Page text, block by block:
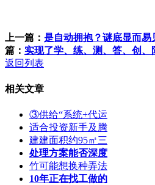
上一篇： 是自动拥抱？谜底显而易
篇： 实现了学、练、测、答、创、
返回列表
相关文章
③供给“系统+代运
适合投资新手及腾
建建面积约95㎡三
处理方案能否深度
竹可能想换种弄法
10年正在找工做的